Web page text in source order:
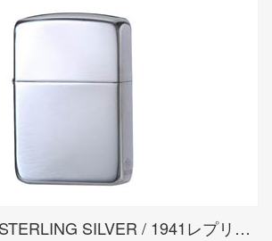
1941 REPLICA STERLING SILVER / 1941レプリカ スターリングシルバー